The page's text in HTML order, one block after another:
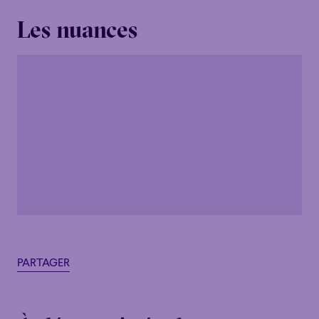
Les nuances
PARTAGER